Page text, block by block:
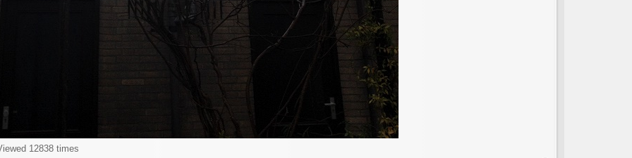
12838 times